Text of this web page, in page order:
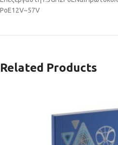
PoE12V~57V
Related Products